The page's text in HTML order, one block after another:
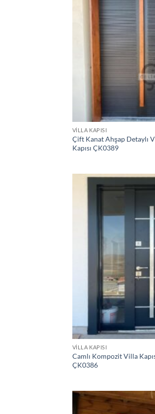
VILLA KAPISI
Çift Kanat Ahşap Detaylı
Kapısı ÇK0389
VILLA KAPISI
Camlı Kompozit Villa
ÇK0386